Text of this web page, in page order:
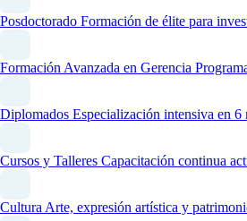
Posdoctorado Formación de élite para
Formación Avanzada en Gerencia
Diplomados Especialización intensiva en 6
Cursos y Talleres Capacitación continua
CulturaArte, expresión artística y